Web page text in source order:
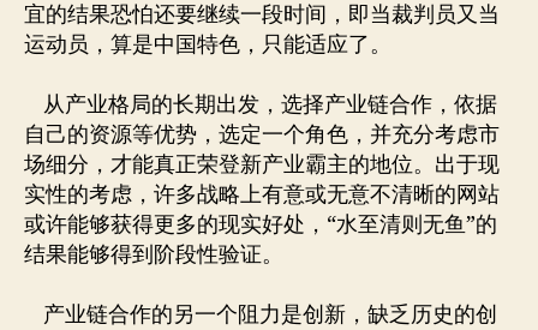
宜的结果恐怕还要继续一段时间，即当裁判员又当
运动员，算是中国特色，只能适应了。
从产业格局的长期出发，选择产业链合作，依据
自己的资源等优势，选定一个角色，并充分考虑市
场细分，才能真正荣登新产业霸主的地位。出于现
实性的考虑，许多战略上有意或无意不清晰的网站
或许能够获得更多的现实好处，“水至清则无鱼”的
结果能够得到阶段性验证。
产业链合作的另一个阻力是创新，缺乏历史的创